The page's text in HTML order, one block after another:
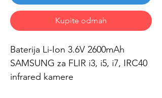
Kupite odmah
Baterija Li-Ion 3.6V 2600mAh
SAMSUNG za FLIR i3, i5, i7, IRC40
infrared kamere